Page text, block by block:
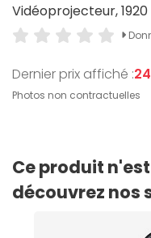
Vidéoprojecteur, 1920
Dernier prix affiché :
Photos non contractuelles
Ce produit
découvrez nos